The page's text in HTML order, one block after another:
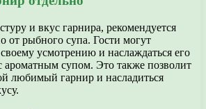
и вкус гарнира, рекомендуется
от рыбного супа. Гости могут
усмотрению и наслаждаться его
ароматным супом. Это также позволит
любимый гарнир и насладиться